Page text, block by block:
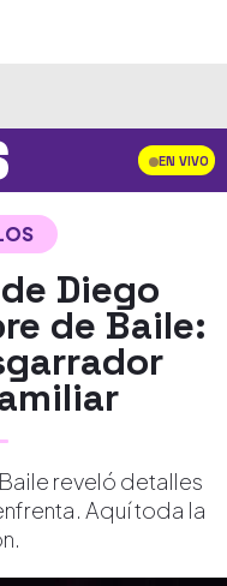
EN VIVO
Diego
de Baile:
reveló detalles
Aquí toda la